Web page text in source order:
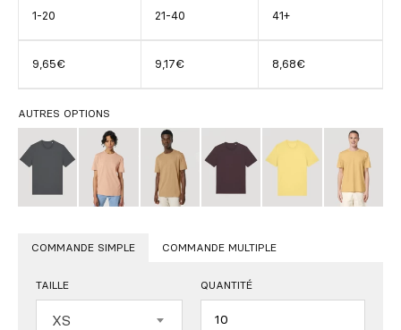
1-20 21-40 41+
9,65€ 9,17€ 8,68€
AUTRES OPTIONS
COMMANDE SIMPLE COMMANDE MULTIPLE
TAILLE
XS
QUANTITÉ
Quantité